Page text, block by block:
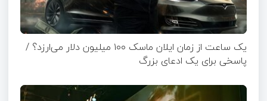
یک ساعت از زمان ایلان ماسک ۱۰۰ میلیون دلار می‌ارزد؟ /
پاسخی برای یک ادعای بزرگ